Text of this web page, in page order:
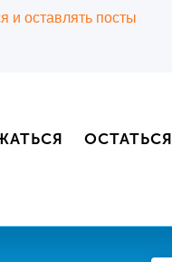
и оставлять посты
ОСТАТЬСЯ